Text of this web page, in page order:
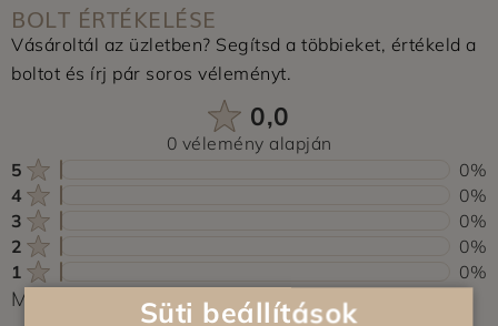
BOLT ÉRTÉKELÉSE
Vásároltál az üzletben? Segítsd a többieket, értékeld a
boltot és írj pár soros véleményt.
0,0
0 vélemény alapján
5
0%
4
0%
3
0%
2
0%
1
0%
Még nem érkezett értékelés. Légy Te az első!
Süti beállítások